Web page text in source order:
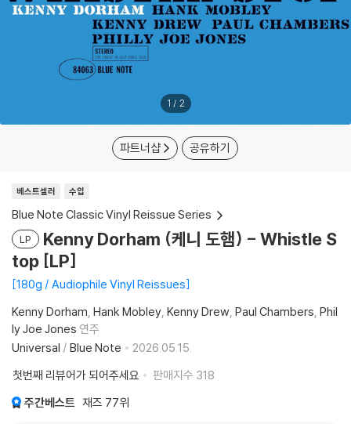
1 / 2
파트너샵 공유하기
베스트셀러 수입
Blue Note Classic Vinyl Reissue Series
LP
Kenny Dorham (케니 도햄) - Whistle S
top [LP]
180g / Audiophile Vinyl Reissues
Kenny Dorham Hank Mobley Kenny Drew Paul Chambers Phil
ly Joe Jones 연주
Universal / Blue Note
2026.05.15.
첫번째 리뷰어가 되어주세요
판매지수 318
주간베스트 재즈 77위